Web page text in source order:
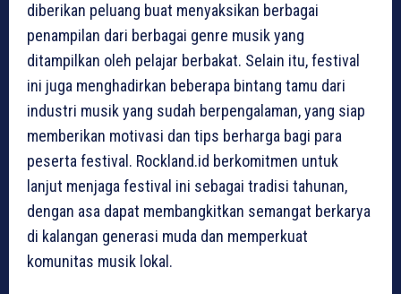
diberikan peluang buat menyaksikan berbagai
penampilan dari berbagai genre musik yang
ditampilkan oleh pelajar berbakat. Selain itu, festival
ini juga menghadirkan beberapa bintang tamu dari
industri musik yang sudah berpengalaman, yang siap
memberikan motivasi dan tips berharga bagi para
peserta festival. Rockland.id berkomitmen untuk
lanjut menjaga festival ini sebagai tradisi tahunan,
dengan asa dapat membangkitkan semangat berkarya
di kalangan generasi muda dan memperkuat
komunitas musik lokal.